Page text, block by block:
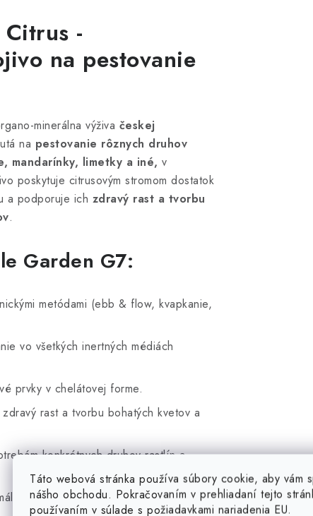
Táto webová stránka používa súbory cookie, aby vám
nášho obchodu. Pokračovaním v prehliadaní tejto
používaním v súlade s požiadavkami nariadenia EU.
-
na pestovanie
minerálna výživa českej
na pestovanie rôznych druhov
mandarínky, limetky a iné, v
poskytuje citrusovým stromom dostatok
a podporuje ich zdravý rast a tvorbu
.
Garden G7:
metódami (ebb & flow, kvapkanie,
vo všetkých inertných médiách
prvky v chelátovej forme.
rast a tvorbu bohatých kvetov a
konkrétnych druhov rastlín a
podmienok vydržať až 1 mesiac.